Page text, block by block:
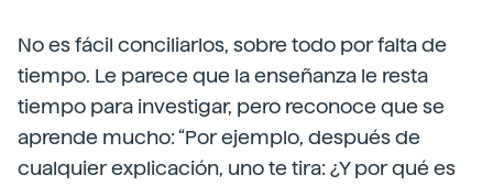
No es fácil conciliarlos, sobre todo por falta de
tiempo. Le parece que la enseñanza le resta
tiempo para investigar, pero reconoce que se
aprende mucho: “Por ejemplo, después de
cualquier explicación, uno te tira: ¿Y por qué es